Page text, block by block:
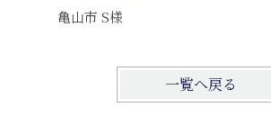
亀山市 S様
一覧へ戻る